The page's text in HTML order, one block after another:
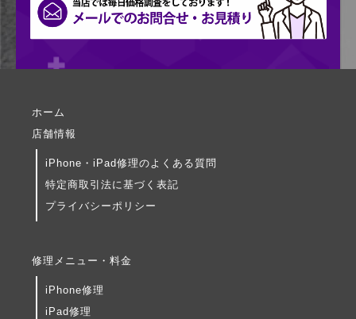
ホーム
店舗情報
iPhone・iPad修理のよくある質問
特定商取引法に基づく表記
プライバシーポリシー
修理メニュー・料金
iPhone修理
iPad修理